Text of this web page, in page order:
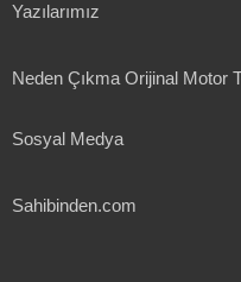
Yazılarımız
Neden Çıkma Orijinal Motor
Sosyal Medya
Sahibinden.com